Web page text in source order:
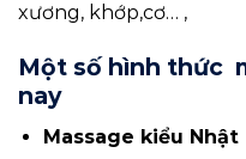
xương, khớp,cơ… ,
Một số hình thức
nay
Massage kiểu Nhật